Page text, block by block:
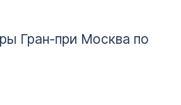
Гран-при Москва по